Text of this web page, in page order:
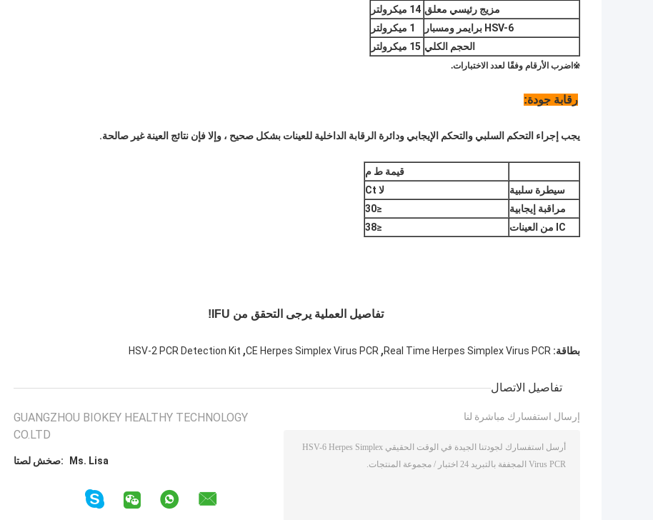
مزيج رئيسي معلق 14 ميكرولتر
HSV-6 برايمر ومسبار
1 ميكرولتر
الحجم الكلي 15 ميكرولتر
※ اضرب الأرقام وفقًا لعدد الاختبارات.
رقابة جودة:
يجب إجراء التحكم السلبي والتحكم الإيجابي ودائرة الرقابة الداخلية للعينات بشكل صحيح ، وإلا فإن نتائج العينة غير صالحة.
قيمة ط م
سيطرة سلبية
لا Ct
مراقبة إيجابية
≤30
IC من العينات
≤38
تفاصيل العملية يرجى التحقق من IFU!
بطاقة: Real Time Herpes Simplex Virus PCR
,
CE Herpes Simplex Virus PCR
,
HSV-2 PCR Detection Kit
تفاصيل الاتصال
GUANGZHOU BIOKEY HEALTHY TECHNOLOGY
CO.LTD
اتصل شخص: Ms. Lisa
إرسال استفسارك مباشرة لنا